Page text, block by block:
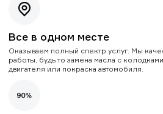
Все в одном месте
Оказываем полный спектр услуг. Мы
работы, будь то замена масла с
двигателя или покраска автомобиля.